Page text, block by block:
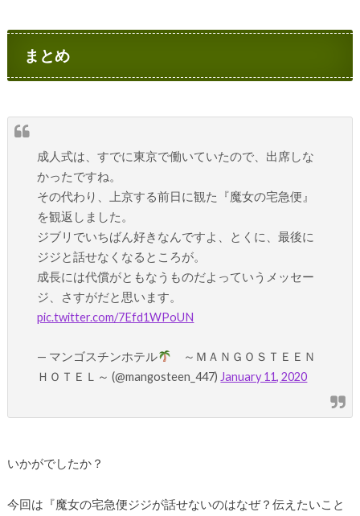
まとめ
成人式は、すでに東京で働いていたので、出席しな
かったですね。
その代わり、上京する前日に観た『魔女の宅急便』
を観返しました。
ジブリでいちばん好きなんですよ、とくに、最後に
ジジと話せなくなるところが。
成長には代償がともなうものだよっていうメッセー
ジ、さすがだと思います。
pic.twitter.com/7Efd1WPoUN
— マンゴスチンホテル
～ＭＡＮＧＯＳＴＥＥＮ
ＨＯＴＥＬ～ (@mangosteen_447) January 11, 2020
いかがでしたか？
今回は『魔女の宅急便ジジが話せないのはなぜ？伝えたいこと